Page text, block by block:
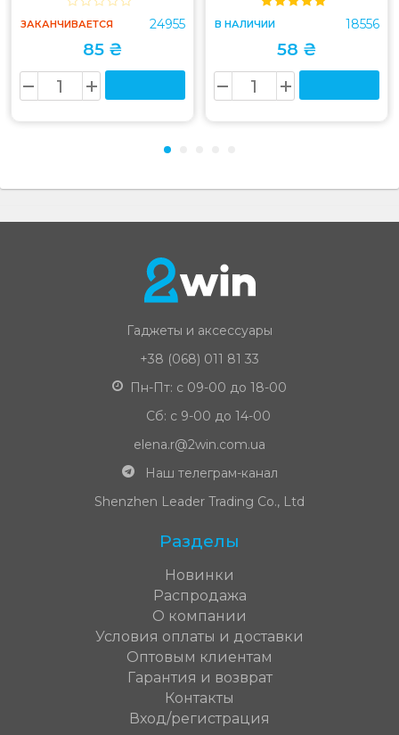
ЗАКАНЧИВАЕТСЯ 24955
85 ₴
В НАЛИЧИИ 18556
58 ₴
Гаджеты и аксессуары
+38 (068) 011 81 33
Пн-Пт: с 09-00 до 18-00
Сб: с 9-00 до 14-00
elena.r@2win.com.ua
Наш телеграм-канал
Shenzhen Leader Trading Co., Ltd
Разделы
Новинки
Распродажа
О компании
Условия оплаты и доставки
Оптовым клиентам
Гарантия и возврат
Контакты
Вход/регистрация